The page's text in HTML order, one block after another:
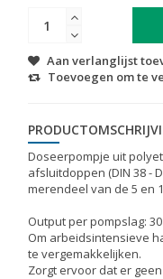
Aan verlanglijst
Toevoegen om te
Doseerpompje uit
afsluitdoppen (DIN 38 -
merendeel van de 5 en
Output per pompslag:
Om arbeidsintensieve
te vergemakkelijken.
Zorgt ervoor dat er